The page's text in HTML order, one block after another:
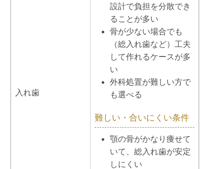
入れ歯
設計で負担を分散でき
ることが多い
骨が少ない場合でも
（総入れ歯など）工夫
して作れるケースが多
い
外科処置が難しい方で
も選べる
難しい・合いにくい条件
顎の骨がかなり痩せて
いて、総入れ歯が安定
しにくい